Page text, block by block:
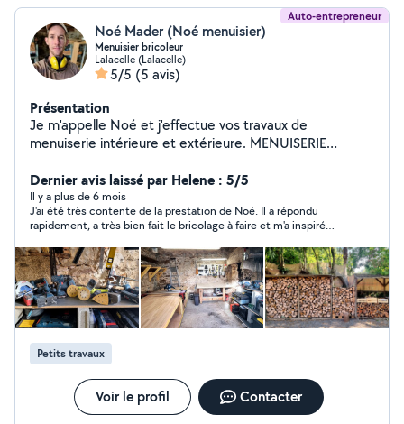
Auto-entrepreneur
Noé Mader (Noé menuisier)
Menuisier bricoleur
Lalacelle (Lalacelle)
5/5 (5 avis)
Présentation
Je m'appelle Noé et j'effectue vos travaux de
menuiserie intérieure et extérieure. MENUISERIE
lambris - étagères - chevets - ... MENUISERIE
EXTÉRIEURE (exemples) - cabanes de jardin - terrasse,
pergola - restauration de volets - volets et portails -
porte de dépendance - armoire extérieure - marquise -
... J'adore travailler le bois, une belle matière noble à
sublimer de la scierie jusqu'à la planche finie et vernie,
qui met en valeur chez vous la chaleur de cette belle
matière naturelle. J'aime m'investir et repartir en laissant
un travail de qualité ainsi que votre satisfaction. Je suis à
l'écoute de vos besoins en menuiserie dans et autour
de votre maison. Cette plateforme envoie énormément
de notifications, c'est difficile d'y voir clair ! N'hésitez pas
à M'APPELER ou M'ECRIRE UN SMS sur mon téléphone
mobile, c'est la meilleure manière de me contacter pour
Dernier avis laissé par Helene : 5/5
Il y a plus de 6 mois
J'ai été très contente de la prestation de Noé. Il a répondu
rapidement, a très bien fait le bricolage à faire et m'a inspiré
d'autres travaux de menuiserie à faire et j'ai bien l'intention de
les lui confier prochainement, trouver un bon professionnel est
chose rare! Je recommande vivement
Petits travaux
Voir le profil Contacter